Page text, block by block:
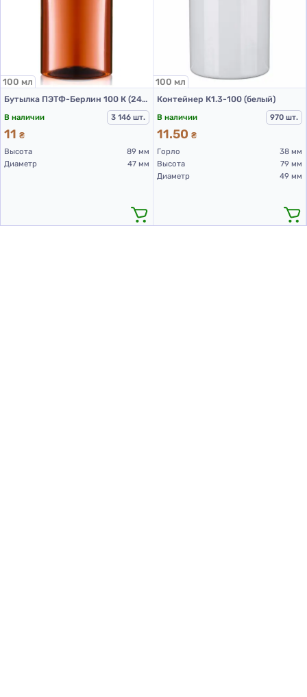
100 мл
Бутылка ПЭТФ-Берлин 100 К (24/410) (д.47)
В наличии
3 146 шт.
11 ₴
Высота
89 мм
Диаметр
47 мм
100 мл
Контейнер К1.3-100 (белый)
В наличии
970 шт.
11.50 ₴
Горло
38 мм
Высота
79 мм
Диаметр
49 мм